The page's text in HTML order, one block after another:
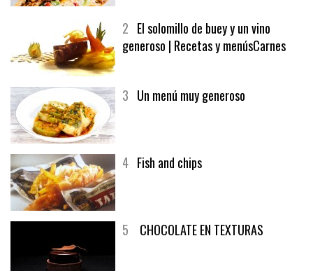
2 El solomillo de buey y un vino
generoso | Recetas y menúsCarnes
3 Un menú muy generoso
4 Fish and chips
5 CHOCOLATE EN TEXTURAS